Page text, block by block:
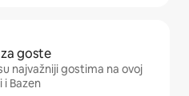
goste
najvažniji gostima na ovoj
i Bazen